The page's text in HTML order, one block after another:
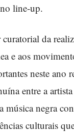
line-up.
da
e aos
neste ano
entre a
música negra
culturais